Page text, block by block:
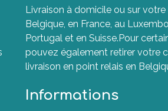
Livraison à domicile ou sur
Belgique, en France, au
Portugal et en Suisse.Pour
pouvez également retirer votre
livraison en point relais en
Informations